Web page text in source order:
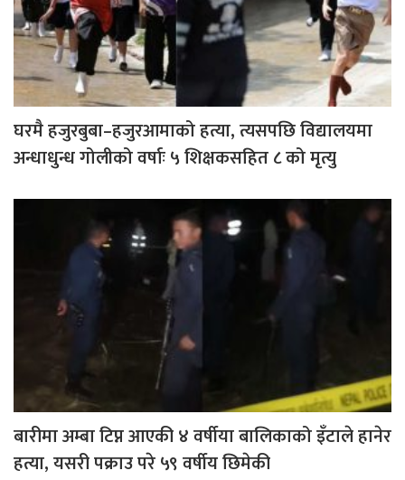
घरमै हजुरबुबा–हजुरआमाको हत्या, त्यसपछि विद्यालयमा
अन्धाधुन्ध गोलीको वर्षाः ५ शिक्षकसहित ८ को मृत्यु
बारीमा अम्बा टिप्न आएकी ४ वर्षीया बालिकाको इँटाले हानेर
हत्या, यसरी पक्राउ परे ५९ वर्षीय छिमेकी